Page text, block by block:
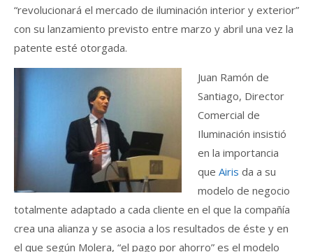
“revolucionará el mercado de iluminación interior y exterior”
con su lanzamiento previsto entre marzo y abril una vez la
patente esté otorgada.
Juan Ramón de
Santiago, Director
Comercial de
Iluminación insistió
en la importancia
que Airis da a su
modelo de negocio
totalmente adaptado a cada cliente en el que la compañía
crea una alianza y se asocia a los resultados de éste y en
el que según Molera, “el pago por ahorro” es el modelo